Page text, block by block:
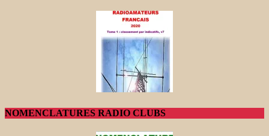
NOMENCLATURES RADIO CLUBS